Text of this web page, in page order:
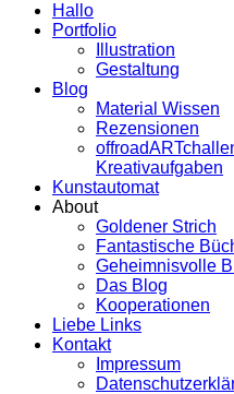
Hallo
Portfolio
Illustration
Gestaltung
Blog
Material Wissen
Rezensionen
Kreativaufgaben
Kunstautomat
About
Goldener Strich
Fantastische
Geheimnisvolle
Das Blog
Kooperationen
Liebe Links
Kontakt
Impressum